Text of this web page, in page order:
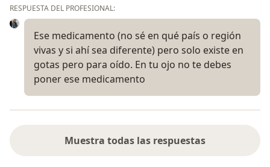
RESPUESTA DEL PROFESIONAL:
Ese medicamento (no sé en qué país o región
vivas y si ahí sea diferente) pero solo existe en
gotas pero para oído. En tu ojo no te debes
poner ese medicamento
Muestra todas las respuestas